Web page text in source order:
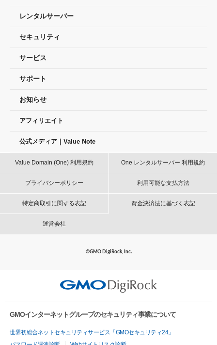
Value Domain (One) 利用規約 One レンタルサーバー 利用規約
プライバシーポリシー 利用可能な支払方法
特定商取引に関する表記 資金決済法に基づく表記
運営会社
レンタルサーバー
セキュリティ
サービス
サポート
お知らせ
アフィリエイト
公式メディア｜Value Note
©GMO DigiRock, Inc.
GMOインターネットグループのセキュリティ事業について
世界初総合ネットセキュリティサービス「GMOセキュリティ24」